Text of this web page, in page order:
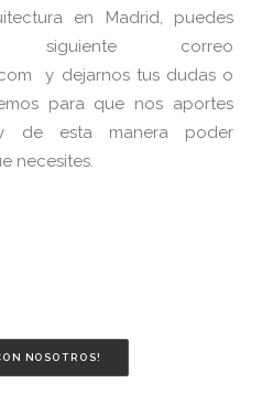
en Madrid, puedes
siguiente correo
y dejarnos tus dudas o
para que nos aportes
de esta manera poder
necesites.
NOSOTROS!